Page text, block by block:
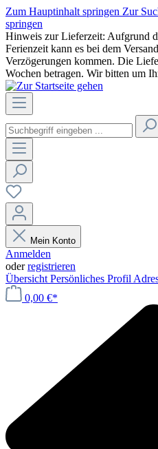
Zum Hauptinhalt springen Zur
springen
Hinweis zur Lieferzeit: Aufgrund
Ferienzeit kann es bei dem
Verzögerungen kommen. Die
Wochen betragen. Wir bitten um
Mein Konto
Anmelden
oderregistrieren
Übersicht Persönliches Profil
0,00 €*